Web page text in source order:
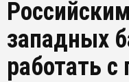
западных
работать